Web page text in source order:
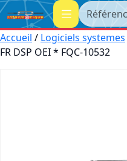
Recherche
Accueil / Logiciels systemes
FR DSP OEI * FQC-10532